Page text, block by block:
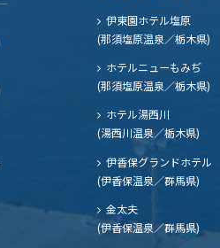
伊東園ホテル塩原
(那須塩原温泉／栃木県)
ホテルニューもみぢ
(那須塩原温泉／栃木県)
ホテル湯西川
(湯西川温泉／栃木県)
伊香保グランドホテル
(伊香保温泉／群馬県)
金太夫
(伊香保温泉／群馬県)